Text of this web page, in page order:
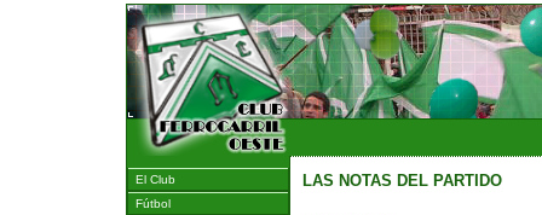
El Club
Fútbol
LAS NOTAS DEL PARTIDO